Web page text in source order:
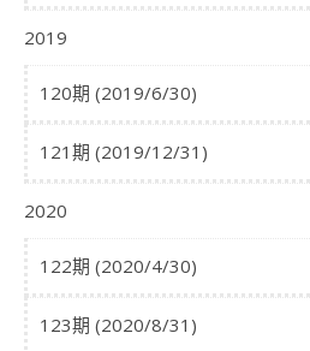
2019
120期 (2019/6/30)
121期 (2019/12/31)
2020
122期 (2020/4/30)
123期 (2020/8/31)